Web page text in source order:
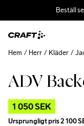
Beställ
ADV
1 050 SEK
Ursprungligt pris2 100
Hem Herr Kläder
Outlet